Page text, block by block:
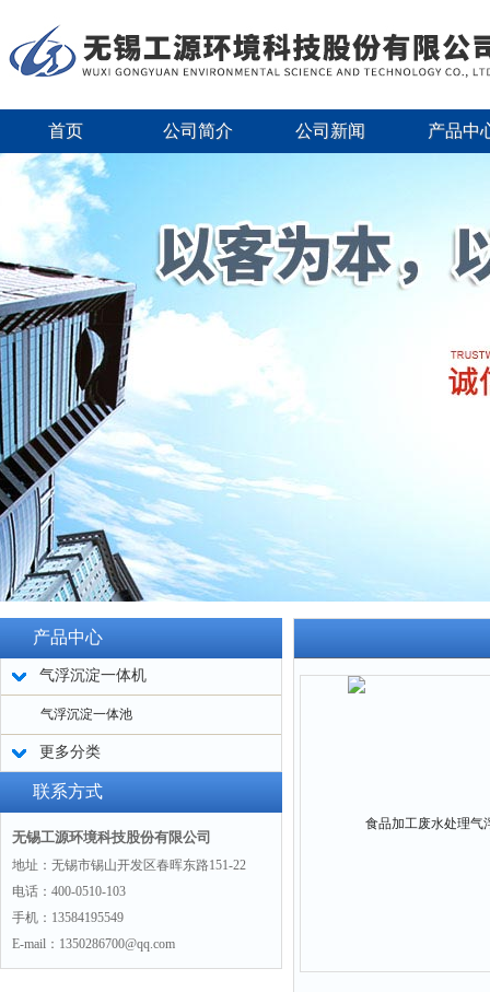
首页 公司简介 公司新闻 产品中
产品中心
气浮沉淀一体机
气浮沉淀一体池
更多分类
联系方式
无锡工源环境科技股份有限公司
地址：无锡市锡山开发区春晖东路151-22
电话：400-0510-103
手机：13584195549
E-mail：1350286700@qq.com